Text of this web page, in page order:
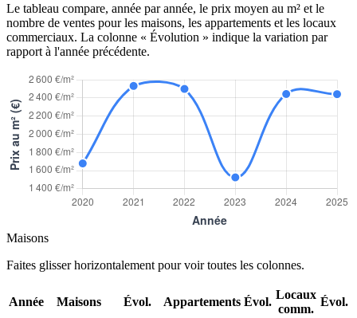
Le tableau compare, année par année, le prix moyen au m² et le
nombre de ventes pour les maisons, les appartements et les locaux
commerciaux. La colonne « Évolution » indique la variation par
rapport à l'année précédente.
Maisons
Faites glisser horizontalement pour voir toutes les colonnes.
Année Maisons Évol. Appartements Évol.
Locaux
comm.
Évol.